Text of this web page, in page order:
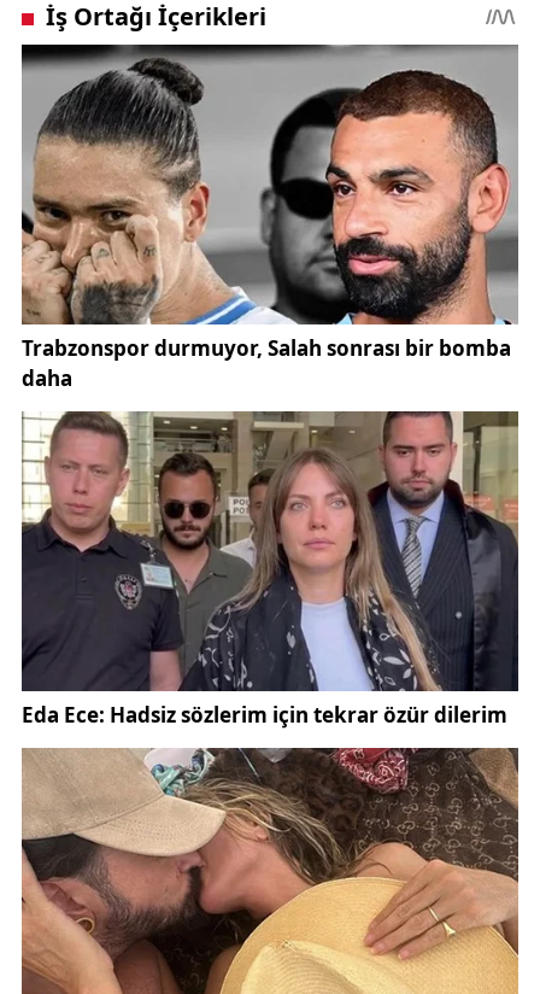
İftar programında, dedesi Çanakkale şehidi olan, eşi
ve damadı ise 15 Temmuz hain darbe girişiminde
şehit düşen Vehibe Sayın, hayat hikayesini
paylaşarak duygu dolu anlar yaşattı.
Emine Erdoğan, sosyal medya hesabından yaptığı
paylaşımda, büyükleri "Milletin Evi"nde ağırlamaktan
büyük bir memnuniyet duyduğunu belirtti.
Paylaşımında şu ifadelere yer verdi:
*"Asırlık çınarlarımızla, rahmet dolu Ramazan ayının
manevi huzurunu paylaşarak hasbihal ettik, hasret
giderdik. Bu anlamlı akşamı ziyaretleriyle taçlandıran
Sayın Cumhurbaşkanımıza teşekkür ediyorum. Çok
şükür ki evlerimizin ve kalplerimizin baş köşesinin,
her zaman büyüklerimize ait olduğu bir kültürümüz
var. Onların öğütleri, hayat yolumuzun pusulası,
duaları dayanağımız. Unutmamalıyız ki yaşlılarımıza
yardımcı olmak, bakımlarını üstlenmek ve onlara
karşı hürmeti elden bırakmamak kulluk vazifemizdir.
Bu özel buluşma vesilesiyle tüm kıymetli
büyüklerimizin Ramazan-ı Şerifi'ni kutluyorum."*